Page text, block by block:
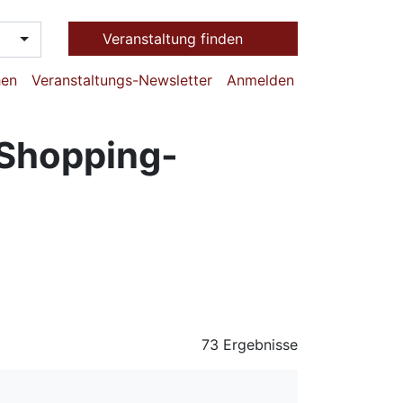
Veranstaltung finden
Veranstaltungs-Newsletter Anmelden
73 Ergebnisse